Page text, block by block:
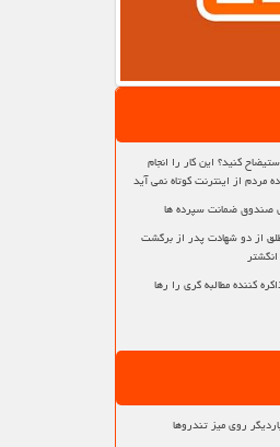
کنید؟ این کار را انجام
مردم از اینترنت کوتاه نمی آید
صندوق ضمانت سپرده ها
از دو شهادت پدر از برگشت
کننده مطالبه گری را رها
روی میز تندروها